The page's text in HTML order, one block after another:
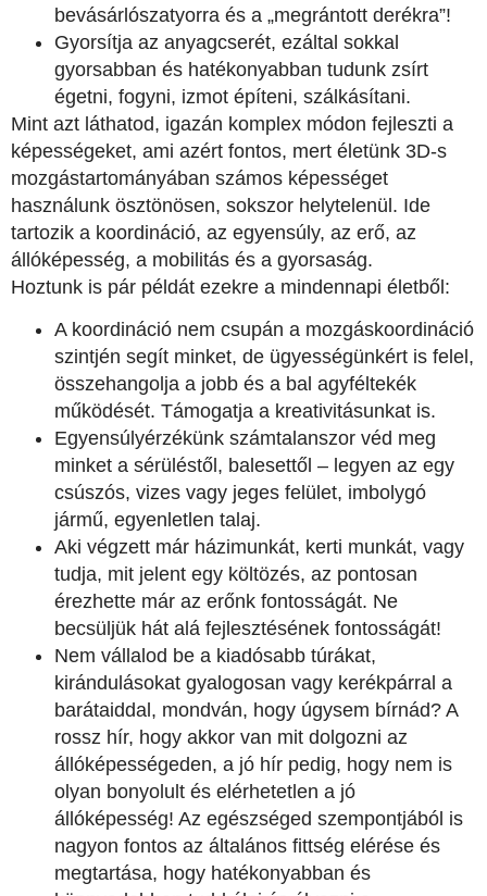
bevásárlószatyorra és a „megrántott derékra”!
Gyorsítja az anyagcserét, ezáltal sokkal
gyorsabban és hatékonyabban tudunk zsírt
égetni, fogyni, izmot építeni, szálkásítani.
Mint azt láthatod, igazán komplex módon fejleszti a
képességeket, ami azért fontos, mert életünk 3D-s
mozgástartományában számos képességet
használunk ösztönösen, sokszor helytelenül. Ide
tartozik a koordináció, az egyensúly, az erő, az
állóképesség, a mobilitás és a gyorsaság.
Hoztunk is pár példát ezekre a mindennapi életből:
A koordináció nem csupán a mozgáskoordináció
szintjén segít minket, de ügyességünkért is felel,
összehangolja a jobb és a bal agyféltekék
működését. Támogatja a kreativitásunkat is.
Egyensúlyérzékünk számtalanszor véd meg
minket a sérüléstől, balesettől – legyen az egy
csúszós, vizes vagy jeges felület, imbolygó
jármű, egyenletlen talaj.
Aki végzett már házimunkát, kerti munkát, vagy
tudja, mit jelent egy költözés, az pontosan
érezhette már az erőnk fontosságát. Ne
becsüljük hát alá fejlesztésének fontosságát!
Nem vállalod be a kiadósabb túrákat,
kirándulásokat gyalogosan vagy kerékpárral a
barátaiddal, mondván, hogy úgysem bírnád? A
rossz hír, hogy akkor van mit dolgozni az
állóképességeden, a jó hír pedig, hogy nem is
olyan bonyolult és elérhetetlen a jó
állóképesség! Az egészséged szempontjából is
nagyon fontos az általános fittség elérése és
megtartása, hogy hatékonyabban és